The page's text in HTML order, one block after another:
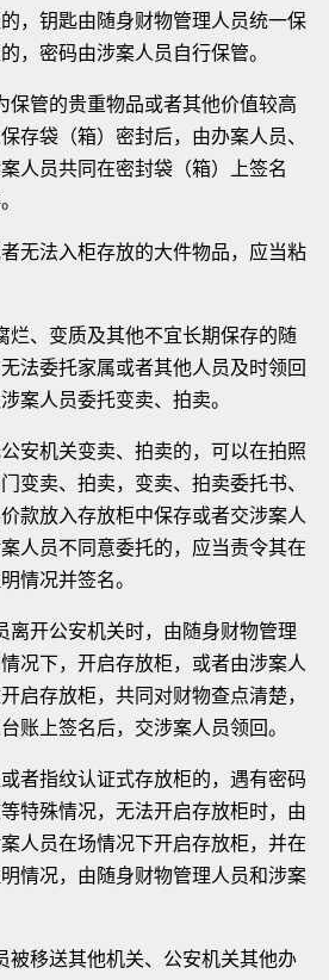
钥匙由随身财物管理人员统一保
，密码由涉案人员自行保管。
管的贵重物品或者其他价值较高
存袋（箱）密封后，由办案人员、
人员共同在密封袋（箱）上签名
无法入柜存放的大件物品，应当粘
、变质及其他不宜长期保存的随
法委托家属或者其他人员及时领回
案人员委托变卖、拍卖。
机关变卖、拍卖的，可以在拍照
变卖、拍卖，变卖、拍卖委托书、
款放入存放柜中保存或者交涉案人
人员不同意委托的，应当责令其在
情况并签名。
开公安机关时，由随身财物管理
况下，开启存放柜，或者由涉案人
启存放柜，共同对财物查点清楚，
账上签名后，交涉案人员领回。
指纹认证式存放柜的，遇有密码
特殊情况，无法开启存放柜时，由
人员在场情况下开启存放柜，并在
情况，由随身财物管理人员和涉案
移送其他机关、公安机关其他办